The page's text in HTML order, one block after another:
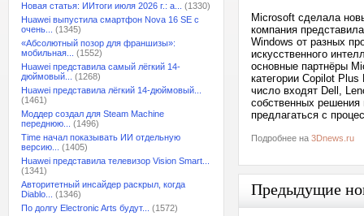
Новая статья: ИИтоги июля 2026 г.: а...
(1330)
Huawei выпустила смартфон Nova 16 SE с
очень...
(1345)
«Абсолютный позор для франшизы»:
мобильная...
(1552)
Huawei представила самый лёгкий 14-
дюймовый...
(1268)
Huawei представила лёгкий 14-дюймовый...
(1461)
Моддер создал для Steam Machine
переднюю...
(1496)
Time начал показывать ИИ отдельную
версию...
(1405)
Huawei представила телевизор Vision Smart...
(1341)
Авторитетный инсайдер раскрыл, когда
Diablo...
(1346)
По долгу Electronic Arts будут...
(1572)
Microsoft сделала
компания
Windows от разных
искусственного
основные партнёры
категории Copilot
число входят Dell,
собственных
предлагаться с
Подробнее на 3Dnews.ru
Предыдущие